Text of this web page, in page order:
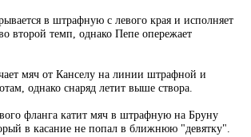
в штрафную с левого края и исполняет
второй темп, однако Пепе опережает
мяч от Канселу на линии штрафной и
однако снаряд летит выше створа.
фланга катит мяч в штрафную на Бруну
в касание не попал в ближнюю "девятку".